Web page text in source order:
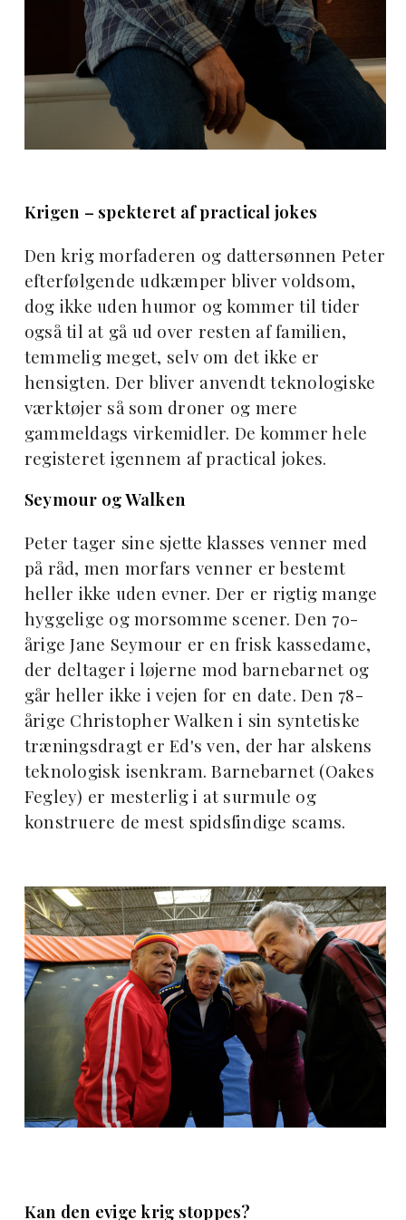
Krigen – spekteret af practical jokes
Den krig morfaderen og dattersønnen Peter
efterfølgende udkæmper bliver voldsom,
dog ikke uden humor og kommer til tider
også til at gå ud over resten af familien,
temmelig meget, selv om det ikke er
hensigten. Der bliver anvendt teknologiske
værktøjer så som droner og mere
gammeldags virkemidler. De kommer hele
registeret igennem af practical jokes.
Seymour og Walken
Peter tager sine sjette klasses venner med
på råd, men morfars venner er bestemt
heller ikke uden evner. Der er rigtig mange
hyggelige og morsomme scener. Den 70-
årige Jane Seymour er en frisk kassedame,
der deltager i løjerne mod barnebarnet og
går heller ikke i vejen for en date. Den 78-
årige Christopher Walken i sin syntetiske
træningsdragt er Ed's ven, der har alskens
teknologisk isenkram. Barnebarnet (Oakes
Fegley) er mesterlig i at surmule og
konstruere de mest spidsfindige scams.
Kan den evige krig stoppes?